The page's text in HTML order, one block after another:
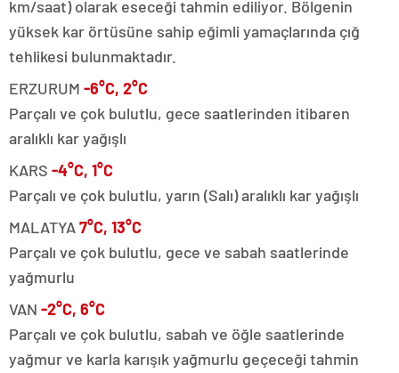
km/saat) olarak eseceği tahmin ediliyor. Bölgenin
yüksek kar örtüsüne sahip eğimli yamaçlarında çığ
tehlikesi bulunmaktadır.
ERZURUM -6°C, 2°C
Parçalı ve çok bulutlu, gece saatlerinden itibaren
aralıklı kar yağışlı
KARS -4°C, 1°C
Parçalı ve çok bulutlu, yarın (Salı) aralıklı kar yağışlı
MALATYA7°C, 13°C
Parçalı ve çok bulutlu, gece ve sabah saatlerinde
yağmurlu
VAN -2°C, 6°C
Parçalı ve çok bulutlu, sabah ve öğle saatlerinde
yağmur ve karla karışık yağmurlu geçeceği tahmin